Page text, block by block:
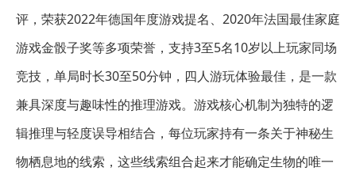
评，荣获2022年德国年度游戏提名、2020年法国最佳家庭
游戏金骰子奖等多项荣誉，支持3至5名10岁以上玩家同场
竞技，单局时长30至50分钟，四人游玩体验最佳，是一款
兼具深度与趣味性的推理游戏。游戏核心机制为独特的逻
辑推理与轻度误导相结合，每位玩家持有一条关于神秘生
物栖息地的线索，这些线索组合起来才能确定生物的唯一